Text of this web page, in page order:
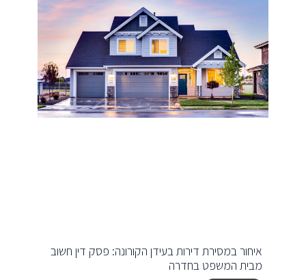
איחור במסירת דירות בעידן הקורונה: פסק דין חשוב
מבית המשפט בחדרה